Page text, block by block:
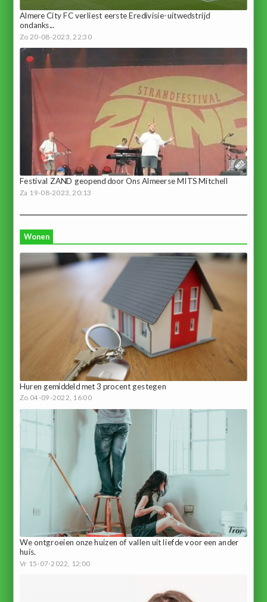
Almere City FC verliest eerste Eredivisie-uitwedstrijd
ondanks...
Zo 20-08-2023, 22:30
Festival ZAND geopend door Ons Almeerse MITS Mitchell
Za 19-08-2023, 20:13
Wonen
Huren gemiddeld met 3 procent gestegen
Zo 04-09-2022, 16:00
We ontgroeien onze huizen of vallen uit liefde voor een ander
huis.
Vr 15-07-2022, 12:00